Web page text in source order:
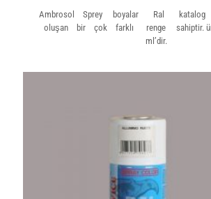
Ambrosol Sprey boyalar Ral katalog
oluşan bir çok farklı renge sahiptir.
ml’dir.